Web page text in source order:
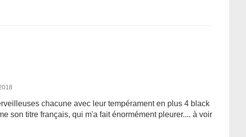
chacune avec leur tempérament en plus 4 black
son titre français, qui m'a fait énormément pleurer.... à voir